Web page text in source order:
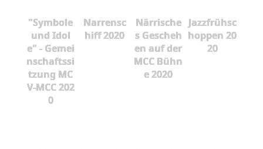
"Symbole
und Idol
e" - Gemei
nschaftssi
tzung MC
V-MCC 202
0
Narrensc
hiff 2020
Närrische
s Gescheh
en auf der
MCC Bühn
e 2020
Jazzfrühsc
hoppen 20
20